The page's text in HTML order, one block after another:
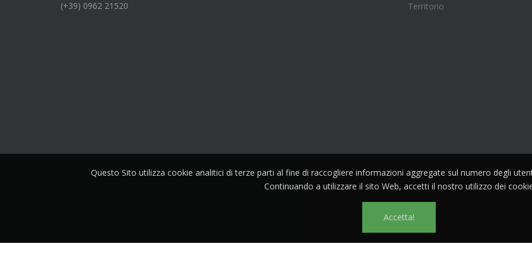
(+39) 0962 21520
Territorio
Questo Sito utilizza cookie analitici di terze parti al fine di raccogliere informazioni aggregate sul numero degli
Continuando a utilizzare il sito Web, accetti il nostro utilizzo dei
Accetta!